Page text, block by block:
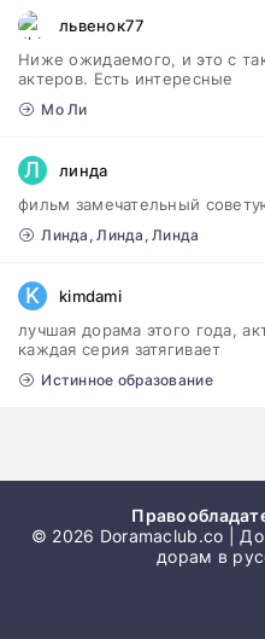
львенок77
Ниже ожидаемого, и это с
актеров. Есть интересные
Мо Ли
Л линда
фильм замечательный
Линда, Линда, Линда
K kimdami
лучшая дорама этого года,
каждая серия затягивает
Истинное образование
© 2026 Doramaclub.co |
дорам в